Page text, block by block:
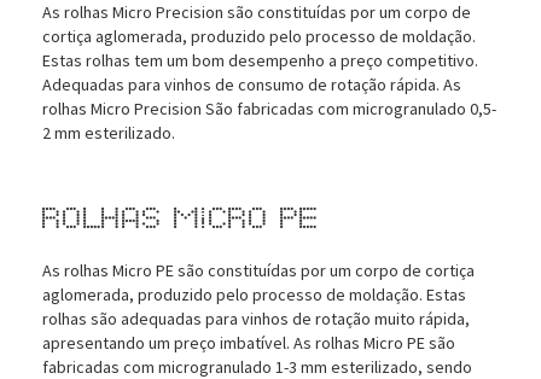
As rolhas Micro Precision são constituídas por um corpo de
cortiça aglomerada, produzido pelo processo de moldação.
Estas rolhas tem um bom desempenho a preço competitivo.
Adequadas para vinhos de consumo de rotação rápida. As
rolhas Micro Precision São fabricadas com microgranulado 0,5-
2 mm esterilizado.
Rolhas Micro PE
As rolhas Micro PE são constituídas por um corpo de cortiça
aglomerada, produzido pelo processo de moldação. Estas
rolhas são adequadas para vinhos de rotação muito rápida,
apresentando um preço imbatível. As rolhas Micro PE são
fabricadas com microgranulado 1-3 mm esterilizado, sendo